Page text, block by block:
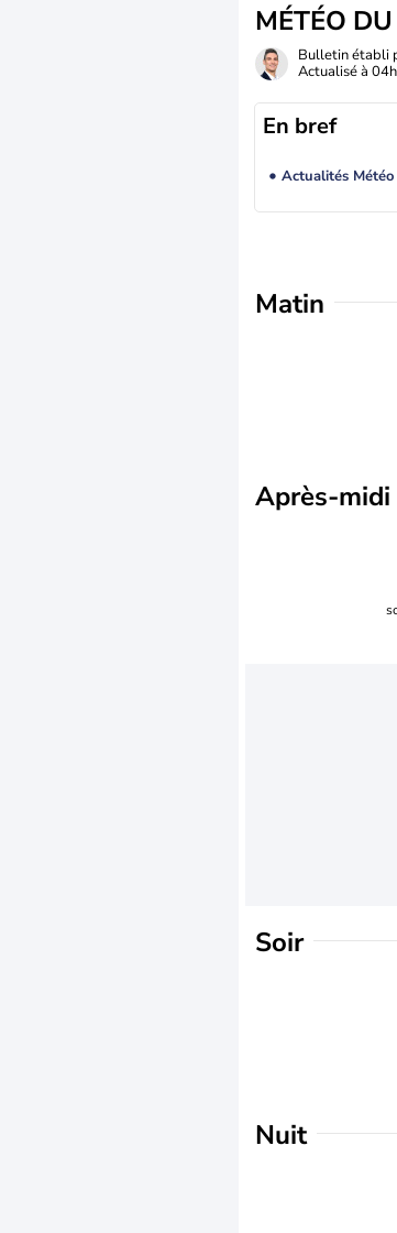
MÉTÉO
Bulletin établi
Actualisé à
En bref
Matin
Après-midi
Soir
Nuit